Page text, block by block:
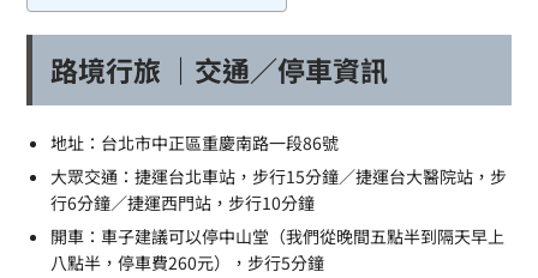
路境行旅 ｜交通／停車資訊
地址：台北市中正區重慶南路一段86號
大眾交通：捷運台北車站，步行15分鐘／捷運台大醫院站，步
行6分鐘／捷運西門站，步行10分鐘
開車：車子建議可以停中山堂（我們從晚間五點半到隔天早上
八點半，停車費260元），步行5分鐘